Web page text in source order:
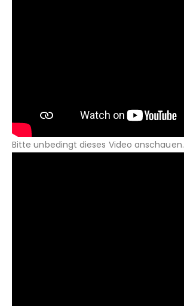
Bitte unbedingt dieses Video anschauen.